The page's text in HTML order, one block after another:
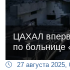
ЦАХАЛ
по больнице
27 августа 2025,